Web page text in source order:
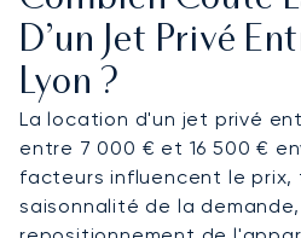
D’un Jet Privé
Lyon ?
La location d'un jet privé
entre 7 000 € et 16 500 €
facteurs influencent le prix,
saisonnalité de la